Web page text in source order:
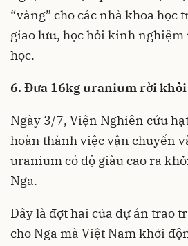
“vàng” cho các nhà khoa học
giao lưu, học hỏi kinh nghiệm
học.
6. Đưa 16kg uranium rời
Ngày 3/7, Viện Nghiên cứu
hoàn thành việc vận chuyển
uranium có độ giàu cao ra
Nga.
Đây là đợt hai của dự án trao
cho Nga mà Việt Nam khởi